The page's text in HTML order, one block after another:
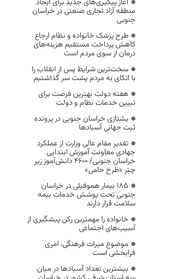
آغاز پیگیری‌های جدید برای ایجاد
منطقه آزاد تجاری صنعتی در خراسان
جنوبی
طرح پزشک خانواده و نظام ارجاع
کاهش پرداخت مستقیم هزینه‌های
درمان از سوی مردم است
سخت‌ترین شرایط پس از انقلاب را
با اتکای به مردم پشت سر گذاشتیم
هفته دولت بهترین فرصت برای
تبیین خدمات نظام و دولت
یشتازی خراسان جنوبی در پرونده
ثبت جهانی آسبادها
تقدیر مقام عالی وزارت از عملکرد
جهادی معاونت آموزش ابتدایی
خراسان جنوبی/ ۴۶۰۰ دانش‌آموز زیر
چتر «طرح حامی»
۱۸۵ بیمار هموفیلی در خراسان
جنوبی تحت پوشش خدمات بیمه
سلامت قرار دارند
خانواده را مهمترین رکن پیشگیری از
آسیب‌های اجتماعی
موضوع میراث فرهنگی، امری
فرابخشی است
بیشترین تعداد آسبادها در میان